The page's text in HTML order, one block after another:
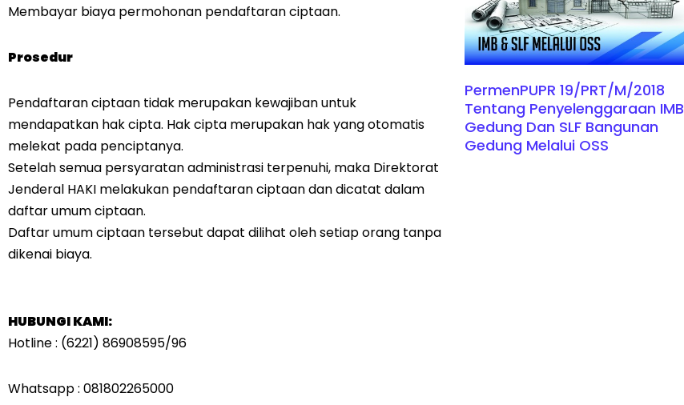
Membayar biaya permohonan pendaftaran ciptaan.
Prosedur
Pendaftaran ciptaan tidak merupakan kewajiban untuk
mendapatkan hak cipta. Hak cipta merupakan hak yang otomatis
melekat pada penciptanya.
Setelah semua persyaratan administrasi terpenuhi, maka Direktorat
Jenderal HAKI melakukan pendaftaran ciptaan dan dicatat dalam
daftar umum ciptaan.
Daftar umum ciptaan tersebut dapat dilihat oleh setiap orang tanpa
dikenai biaya.
HUBUNGI KAMI:
Hotline : (6221) 86908595/96
Whatsapp : 081802265000
PermenPUPR 19/PRT/M/2018
Tentang Penyelenggaraan IMB
Gedung Dan SLF Bangunan
Gedung Melalui OSS